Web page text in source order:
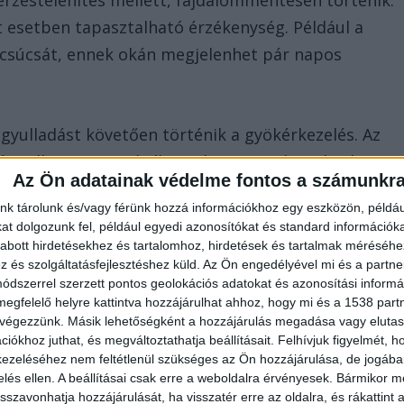
Az Ön adatainak védelme fontos a
tárolunk és/vagy férünk hozzá információkhoz egy eszközön,
dolgozunk fel, például egyedi azonosítókat és standard
hirdetésekhez és tartalomhoz, hirdetések és tartalmak
és szolgáltatásfejlesztéshez küld. Az Ön engedélyével mi és a
szerzett pontos geolokációs adatokat és azonosítási
helyre kattintva hozzájárulhat ahhoz, hogy mi és a 1538
Másik lehetőségként a hozzájárulás megadása vagy
juthat, és megváltoztathatja beállításait. Felhívjuk figyelmét,
nem feltétlenül szükséges az Ön hozzájárulása, de
ellen. A beállításai csak erre a weboldalra érvényesek. Bármikor
hozzájárulását, ha visszatér erre az oldalra, és rákattint
tapasztalható érzékenység. Például a
ennek okán megjelenhet pár napos
követően történik a gyökérkezelés. Az
ez igen kellemetlen tüneteket okozhat.
mivel az orvos nem talált meg minden
anatómiai szerkezetű fogak esetében
által termelt toxinok továbbra is
panaszban nyilvánul meg.
A néhány napig tartó érzékenység, ha azt a
fog múlni. Amennyiben a fájdalom nem enyhül,